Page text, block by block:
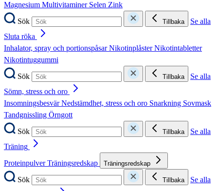
Magnesium Multivitaminer Selen Zink
Sök
Tillbaka
Se alla
Sluta röka
Inhalator, spray och portionspåsarNikotinplåsterNikotintabletter
Nikotintuggummi
Sök
Tillbaka
Se alla
Sömn, stress och oro
InsomningsbesvärNedstämdhet, stress och oro Snarkning Sovmask
Tandgnissling Örngott
Sök
Tillbaka
Se alla
Träning
ProteinpulverTräningsredskap Träningsredskap
Sök Tillbaka
Se alla